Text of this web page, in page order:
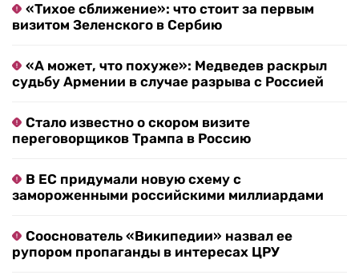
«Тихое сближение»: что стоит за первым
визитом Зеленского в Сербию
«А может, что похуже»: Медведев раскрыл
судьбу Армении в случае разрыва с Россией
Стало известно о скором визите
переговорщиков Трампа в Россию
В ЕС придумали новую схему с
замороженными российскими миллиардами
Сооснователь «Википедии» назвал ее
рупором пропаганды в интересах ЦРУ